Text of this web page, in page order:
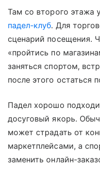
Там со второго этажа
падел-клуб. Для
сценарий посещения.
«пройтись по
заняться спортом,
после этого остаться
Падел хорошо
досуговый якорь.
может страдать от
маркетплейсами, а
заменить онлайн-